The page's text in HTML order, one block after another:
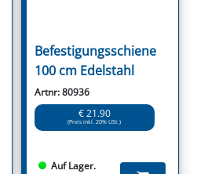
Befestigungsschiene
100 cm Edelstahl
Artnr: 80936
€ 21.90
(Preis inkl. 20% USt.)
Auf Lager.